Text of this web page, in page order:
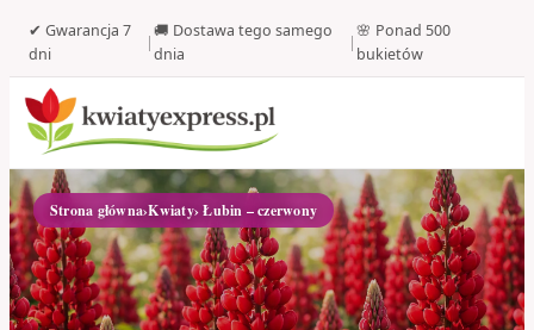
✔ Gwarancja 7
dni
|
🚚 Dostawa tego samego
dnia
|
🌸 Ponad 500
bukietów
Strona główna›Kwiaty› Łubin – czerwony